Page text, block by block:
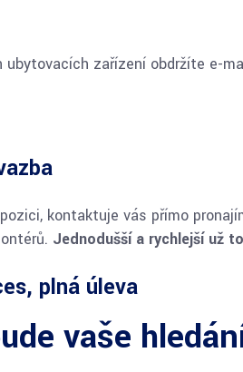
ubytovacích zařízení obdržíte e-
kontaktuje vás přímo
Jednodušší a rychlejší už
plná úleva
vaše